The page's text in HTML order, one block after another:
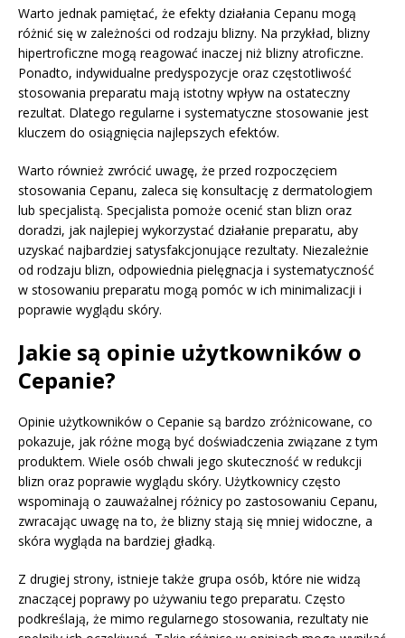
Warto jednak pamiętać, że efekty działania Cepanu mogą
różnić się w zależności od rodzaju blizny. Na przykład, blizny
hipertroficzne mogą reagować inaczej niż blizny atroficzne.
Ponadto, indywidualne predyspozycje oraz częstotliwość
stosowania preparatu mają istotny wpływ na ostateczny
rezultat. Dlatego regularne i systematyczne stosowanie jest
kluczem do osiągnięcia najlepszych efektów.
Warto również zwrócić uwagę, że przed rozpoczęciem
stosowania Cepanu, zaleca się konsultację z dermatologiem
lub specjalistą. Specjalista pomoże ocenić stan blizn oraz
doradzi, jak najlepiej wykorzystać działanie preparatu, aby
uzyskać najbardziej satysfakcjonujące rezultaty. Niezależnie
od rodzaju blizn, odpowiednia pielęgnacja i systematyczność
w stosowaniu preparatu mogą pomóc w ich minimalizacji i
poprawie wyglądu skóry.
Jakie są opinie użytkowników o
Cepanie?
Opinie użytkowników o Cepanie są bardzo zróżnicowane, co
pokazuje, jak różne mogą być doświadczenia związane z tym
produktem. Wiele osób chwali jego skuteczność w redukcji
blizn oraz poprawie wyglądu skóry. Użytkownicy często
wspominają o zauważalnej różnicy po zastosowaniu Cepanu,
zwracając uwagę na to, że blizny stają się mniej widoczne, a
skóra wygląda na bardziej gładką.
Z drugiej strony, istnieje także grupa osób, które nie widzą
znaczącej poprawy po używaniu tego preparatu. Często
podkreślają, że mimo regularnego stosowania, rezultaty nie